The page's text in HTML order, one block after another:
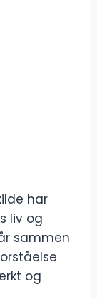
har
liv og
sammen
og